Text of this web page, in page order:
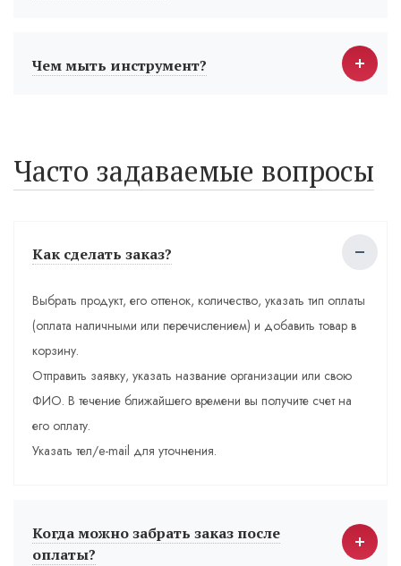
Чем мыть инструмент?
Часто задаваемые вопросы
Как сделать заказ?
Выбрать продукт, его оттенок, количество, указать тип оплаты
(оплата наличными или перечислением) и добавить товар в
корзину.
Отправить заявку, указать название организации или свою
ФИО. В течение ближайшего времени вы получите счет на
его оплату.
Указать тел/e-mail для уточнения.
Когда можно забрать заказ после
оплаты?